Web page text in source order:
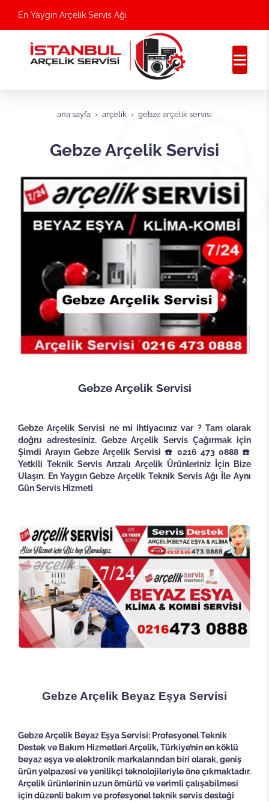
En Yaygın Arçelik Servis Ağı
ana sayfa arçelik gebze arçelik servisi
Gebze Arçelik Servisi
Gebze Arçelik Servisi
Gebze Arçelik Servisi ne mi ihtiyacınız var ? Tam olarak
doğru adrestesiniz. Gebze Arçelik Servis Çağırmak için
Şimdi Arayın Gebze Arçelik Servisi ☎️ 0216 473 0888 ☎️
Yetkili Teknik Servis Arızalı Arçelik Ürünleriniz İçin Bize
Ulaşın. En Yaygın Gebze Arçelik Teknik Servis Ağı İle Aynı
Gün Servis Hizmeti
Gebze Arçelik Beyaz Eşya Servisi
Gebze Arçelik Beyaz Eşya Servisi: Profesyonel Teknik
Destek ve Bakım Hizmetleri Arçelik, Türkiye’nin en köklü
beyaz eşya ve elektronik markalarından biri olarak, geniş
ürün yelpazesi ve yenilikçi teknolojileriyle öne çıkmaktadır.
Arçelik ürünlerinin uzun ömürlü ve verimli çalışabilmesi
için düzenli bakım ve profesyonel teknik servis desteği